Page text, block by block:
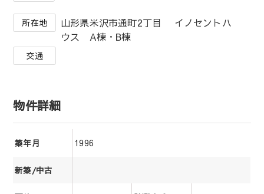
所在地
山形県米沢市通町2丁目 イノセントハ
ウス A棟・B棟
交通
物件詳細
築年月 1996
新築/中古